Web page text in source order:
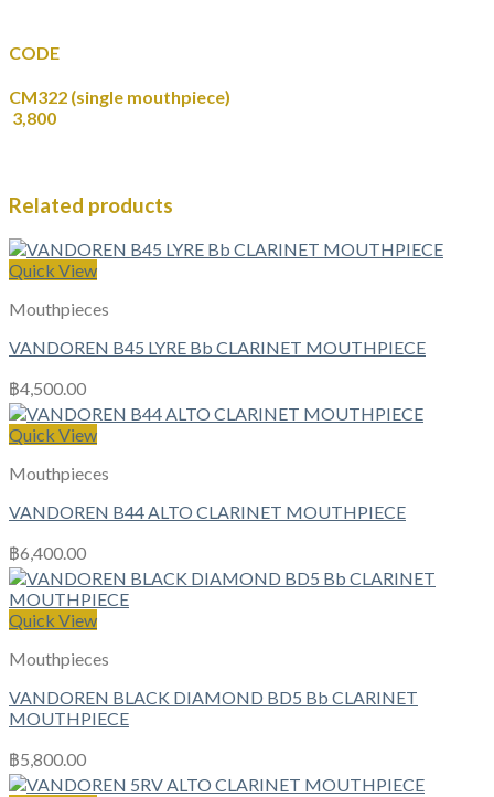
CODE
CM322 (single mouthpiece)
3,800
Related products
Quick View
Mouthpieces
VANDOREN B45 LYRE Bb CLARINET MOUTHPIECE
฿4,500.00
Quick View
Mouthpieces
VANDOREN B44 ALTO CLARINET MOUTHPIECE
฿6,400.00
Quick View
Mouthpieces
VANDOREN BLACK DIAMOND BD5 Bb CLARINET
MOUTHPIECE
฿5,800.00